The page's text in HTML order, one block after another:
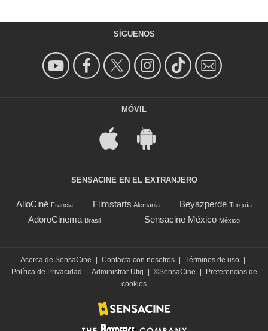
SÍGUENOS
MÓVIL
SENSACINE EN EL EXTRANJERO
AlloCiné Francia Filmstarts Alemania Beyazperde Turquía
AdoroCinema Brasil Sensacine México México
Acerca de SensaCine | Contacta con nosotros | Términos de uso |
Política de Privacidad
| Administrar Utiq | ©SensaCine |
Preferencias de
cookies